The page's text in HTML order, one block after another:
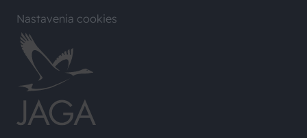
Nastavenia cookies